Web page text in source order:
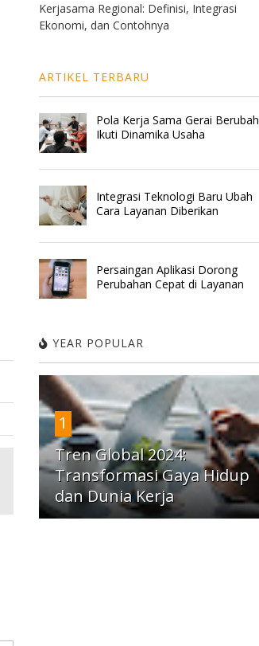
Kerjasama Regional: Definisi, Integrasi
Ekonomi, dan Contohnya
ARTIKEL TERBARU
Pola Kerja Sama Gerai Berubah
Ikuti Dinamika Usaha
Integrasi Teknologi Baru Ubah
Cara Layanan Diberikan
Persaingan Aplikasi Dorong
Perubahan Cepat di Layanan
YEAR POPULAR
1
Tren Global 2024:
Transformasi Gaya Hidup
dan Dunia Kerja